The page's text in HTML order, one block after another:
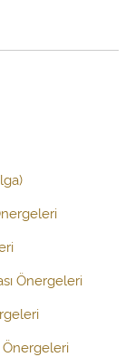
Önergeleri
Önergeleri